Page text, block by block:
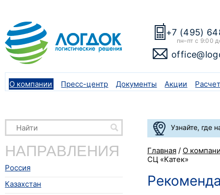
+7 (495)
пн–пт с 9:00
О компании Пресс-центр Документы Акции
НАПРАВЛЕНИЯ
Россия
Казахстан
Узнайте, где
Главная / О
СЦ «Катек»